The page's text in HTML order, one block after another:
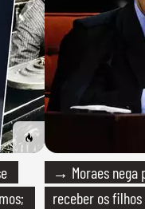
→ Moraes nega
receber os filhos